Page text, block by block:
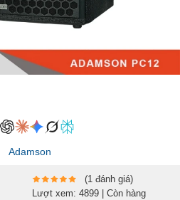
Adamson
(1 đánh giá)
Lượt xem: 4899 | Còn hàng